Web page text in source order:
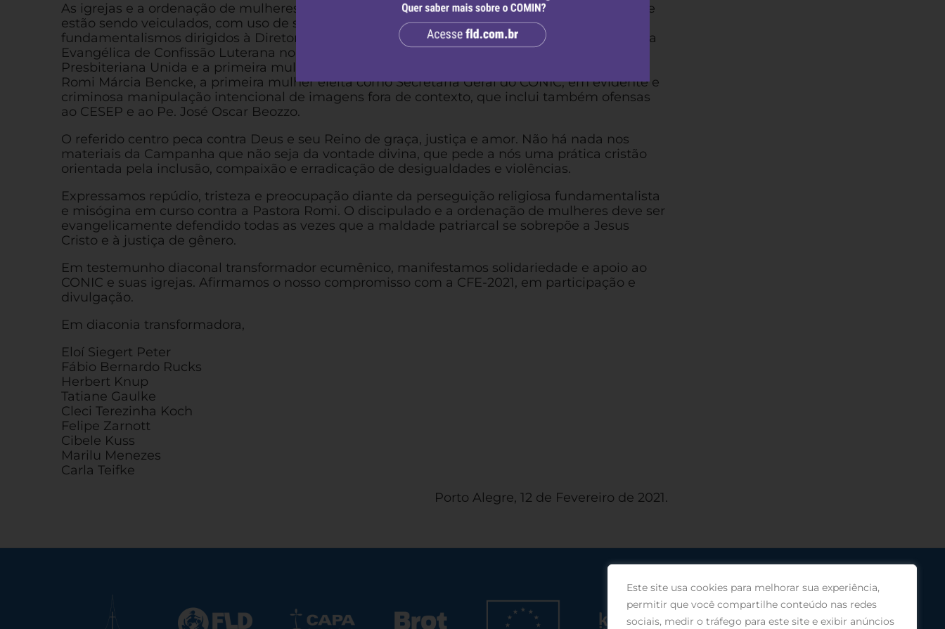
Este site usa cookies para melhorar sua experiência,
permitir que você compartilhe conteúdo nas redes
sociais, medir o tráfego para este site e exibir anúncios
As igrejas e a ordenação de mulheres são tratadas com desdém e intolerância nos vídeos que
estão sendo veiculados, com uso de sentimentos e palavras sustentadas por ódio e
fundamentalismos dirigidos à Diretoria do CONIC, ao P. Inácio Lemke, representante da Igreja
Evangélica de Confissão Luterana no Brasil, à Anita Wright, representante da Igreja
Presbiteriana Unida e a primeira mulher eleita como Moderadora da IPU, à Pastora luterana
Romi Márcia Bencke, a primeira mulher eleita como Secretária Geral do CONIC, em evidente e
criminosa manipulação intencional de imagens fora de contexto, que inclui também ofensas
ao CESEP e ao Pe. José Oscar Beozzo.
O referido centro peca contra Deus e seu Reino de graça, justiça e amor. Não há nada nos
materiais da Campanha que não seja da vontade divina, que pede a nós uma prática cristão
orientada pela inclusão, compaixão e erradicação de desigualdades e violências.
Expressamos repúdio, tristeza e preocupação diante da perseguição religiosa fundamentalista
e misógina em curso contra a Pastora Romi. O discipulado e a ordenação de mulheres deve ser
evangelicamente defendido todas as vezes que a maldade patriarcal se sobrepõe a Jesus
Cristo e à justiça de gênero.
Em testemunho diaconal transformador ecumênico, manifestamos solidariedade e apoio ao
CONIC e suas igrejas. Afirmamos o nosso compromisso com a CFE-2021, em participação e
divulgação.
Em diaconia transformadora,
Eloí Siegert Peter
Fábio Bernardo Rucks
Herbert Knup
Tatiane Gaulke
Cleci Terezinha Koch
Felipe Zarnott
Cibele Kuss
Marilu Menezes
Carla Teifke
Porto Alegre, 12 de Fevereiro de 2021.